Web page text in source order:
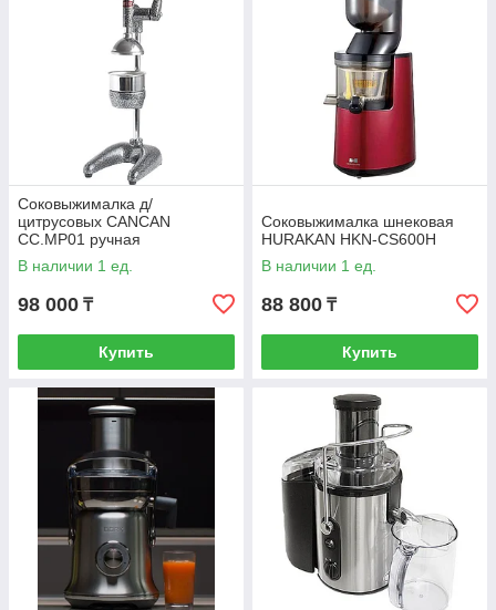
Соковыжималка д/
цитрусовых CANCAN
CC.MP01 ручная
В наличии 1 ед.
98 000 ₸
Купить
Соковыжималка шнековая
HURAKAN HKN-CS600H
В наличии 1 ед.
88 800 ₸
Купить